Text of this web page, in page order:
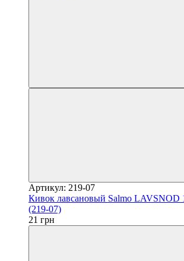
Артикул: 219-07
Кивок лавсановый Salmo LAVSNOD
(219-07)
21 грн